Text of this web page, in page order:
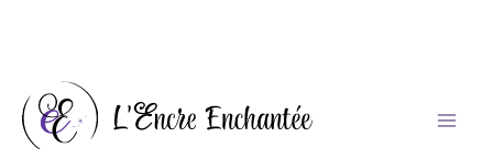
contenu